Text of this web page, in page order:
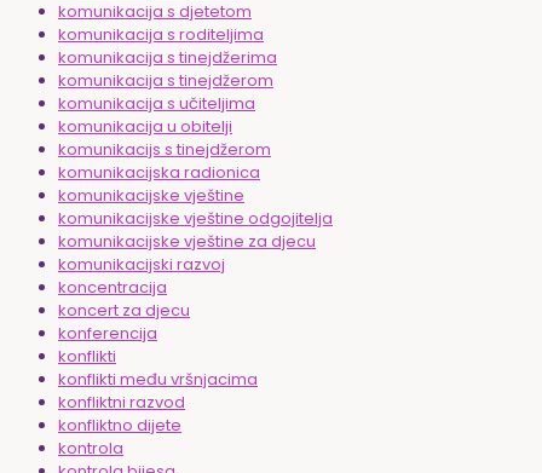
komunikacija s djetetom
komunikacija s roditeljima
komunikacija s tinejdžerima
komunikacija s tinejdžerom
komunikacija s učiteljima
komunikacija u obitelji
komunikacijs s tinejdžerom
komunikacijska radionica
komunikacijske vještine
komunikacijske vještine odgojitelja
komunikacijske vještine za djecu
komunikacijski razvoj
koncentracija
koncert za djecu
konferencija
konflikti
konflikti među vršnjacima
konfliktni razvod
konfliktno dijete
kontrola